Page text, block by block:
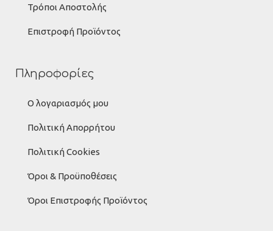
Τρόποι Αποστολής
Επιστροφή Προϊόντος
Πληροφορίες
Ο λογαριασμός μου
Πολιτική Απορρήτου
Πολιτική Cookies
Όροι & Προϋποθέσεις
Όροι Επιστροφής Προϊόντος